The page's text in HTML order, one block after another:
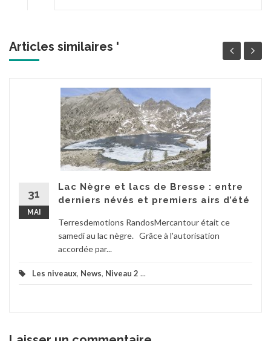
Articles similaires '
31
MAI
Lac Nègre et lacs de Bresse : entre
derniers névés et premiers airs d’été
Terresdemotions RandosMercantour était ce
samedi au lac nègre. Grâce à l'autorisation
accordée par...
Les niveaux, News, Niveau 2 ...